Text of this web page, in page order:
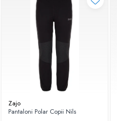
Slackline
Accesorii
Lopeti de zapada / avalansa
Imbracaminte de corp
Jachete copii
Caciuli
Pantaloni copii
Zajo
Pantaloni Polar Copii Nils